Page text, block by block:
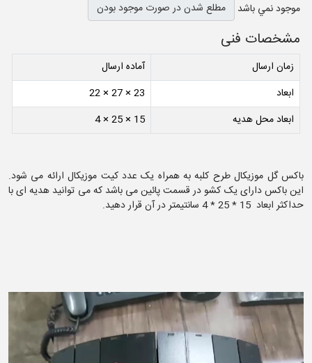
موجود نمي باشد مطلع شدن در صورت موجود بودن
مشخصات فنی
زمان ارسال
آماده ارسال
ابعاد
23 × 27 × 22
ابعاد محل هدیه
15 × 25 × 4
باکس گل موزیکال طرح کلبه به همراه یک عدد کیت موزیکال ارائه می شود.
این باکس دارای یک کشو در قسمت پائین می باشد که می توانید هدیه ای با
حداکثر ابعاد 15 * 25 * 4 سانتیمتر در آن قرار دهید.